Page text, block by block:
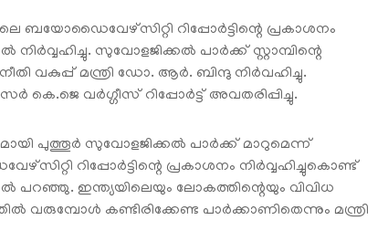
ബയോഡൈവേഴ്സിറ്റി റിപ്പോര്‍ട്ടിന്റെ പ്രകാശനം
സുവോളജിക്കല്‍ പാര്‍ക്ക് സ്റ്റാമ്പിന്റെ
വകുപ്പ് മന്ത്രി ഡോ. ആര്‍. ബിന്ദു നിര്‍വഹിച്ചു.
വര്‍ഗ്ഗീസ് റിപ്പോര്‍ട്ട് അവതരിപ്പിച്ചു.
പുത്തൂര്‍ സുവോളജിക്കല്‍ പാര്‍ക്ക് മാറുമെന്ന്
റിപ്പോര്‍ട്ടിന്റെ പ്രകാശനം നിര്‍വ്വഹിച്ചുകൊണ്ട്
ഇന്ത്യയിലെയും ലോകത്തിന്റെയും വിവിധ
വരുമ്പോള്‍ കണ്ടിരിക്കേണ്ട പാര്‍ക്കാണിതെന്നും മന്ത്രി